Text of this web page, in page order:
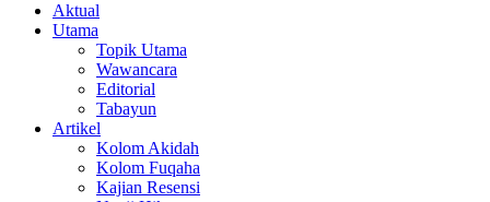
Aktual
Utama
Topik Utama
Wawancara
Editorial
Tabayun
Artikel
Kolom Akidah
Kolom Fuqaha
Kajian Resensi